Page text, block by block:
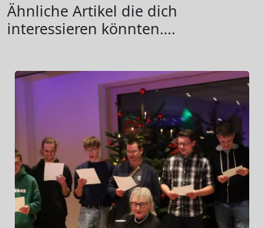
Ähnliche Artikel die dich
interessieren könnten….